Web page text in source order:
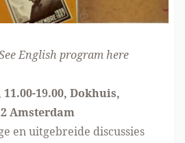
English program here
19.00, Dokhuis,
Amsterdam
en uitgebreide discussies